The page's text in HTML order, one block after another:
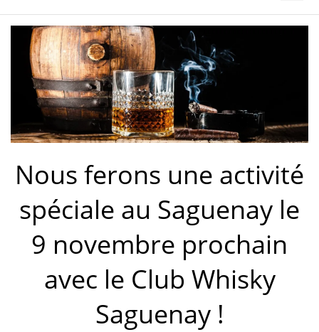
Nous ferons une activité
spéciale au Saguenay le
9 novembre prochain
avec le Club Whisky
Saguenay !